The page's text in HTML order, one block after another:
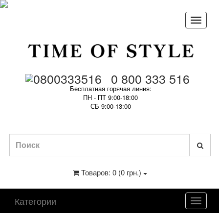
0 800 333 516
Бесплатная горячая линия:
ПН - ПТ 9:00-18:00
СБ 9:00-13:00
Товаров: 0 (0 грн.)
Категории